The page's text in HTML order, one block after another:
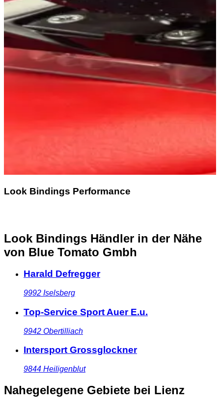
Look Bindings Performance
Look Bindings Händler in der Nähe
von Blue Tomato Gmbh
Harald Defregger
9992 Iselsberg
Top-Service Sport Auer E.u.
9942 Obertilliach
Intersport Grossglockner
9844 Heiligenblut
Nahegelegene Gebiete bei Lienz